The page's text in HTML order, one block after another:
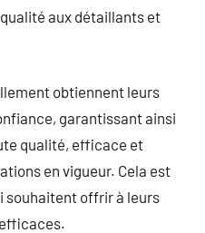
aux détaillants et
obtiennent leurs
garantissant ainsi
qualité, efficace et
en vigueur. Cela est
souhaitent offrir à leurs